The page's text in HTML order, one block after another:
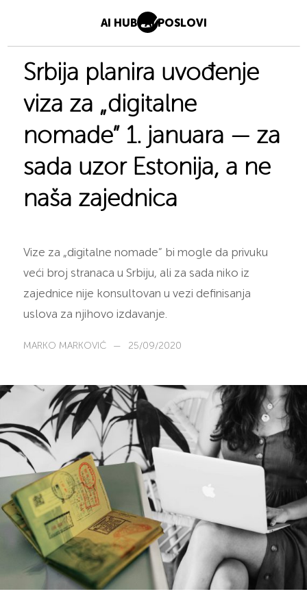
AI HUB AI POSLOVI
Srbija planira uvođenje
viza za „digitalne
nomade” 1. januara — za
sada uzor Estonija, a ne
naša zajednica
Vize za „digitalne nomade” bi mogle da privuku
veći broj stranaca u Srbiju, ali za sada niko iz
zajednice nije konsultovan u vezi definisanja
uslova za njihovo izdavanje.
MARKO MARKOVIĆ — 25/09/2020